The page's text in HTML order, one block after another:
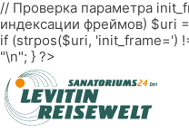
// Проверка параметра
индексации фреймов) $uri =
if (strpos($uri, 'init_frame=')
"\n"; } ?>